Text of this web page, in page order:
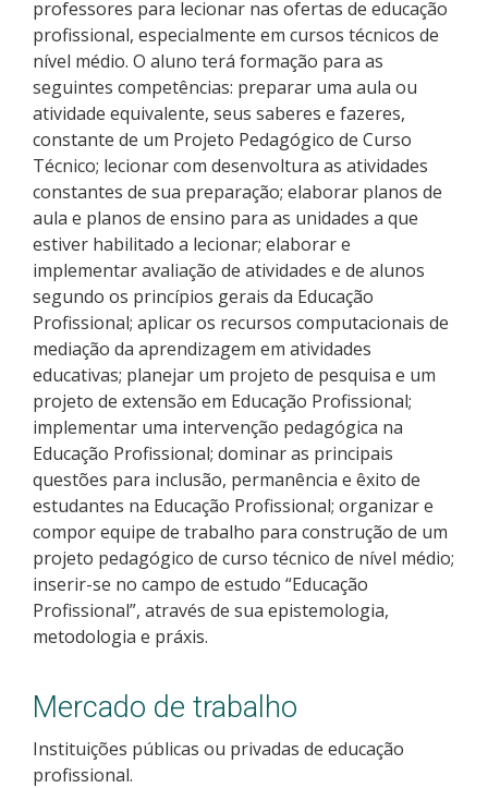
Como posso estudar no IFSC?
Calendário de inscrições
Processos Seletivos
Cotas
Orientações para comprovação de cotas
Inscrições e acompanhamento
Orientações para Matrícula
Estatísticas dos Processos Seletivos
Cadastro de interesse
professores para lecionar nas ofertas de educação
profissional, especialmente em cursos técnicos de
nível médio. O aluno terá formação para as
seguintes competências: preparar uma aula ou
atividade equivalente, seus saberes e fazeres,
constante de um Projeto Pedagógico de Curso
Técnico; lecionar com desenvoltura as atividades
constantes de sua preparação; elaborar planos de
aula e planos de ensino para as unidades a que
estiver habilitado a lecionar; elaborar e
implementar avaliação de atividades e de alunos
segundo os princípios gerais da Educação
Profissional; aplicar os recursos computacionais de
mediação da aprendizagem em atividades
educativas; planejar um projeto de pesquisa e um
projeto de extensão em Educação Profissional;
implementar uma intervenção pedagógica na
Educação Profissional; dominar as principais
questões para inclusão, permanência e êxito de
estudantes na Educação Profissional; organizar e
compor equipe de trabalho para construção de um
projeto pedagógico de curso técnico de nível médio;
inserir-se no campo de estudo “Educação
Profissional”, através de sua epistemologia,
metodologia e práxis.
Mercado de trabalho
Instituições públicas ou privadas de educação
profissional.